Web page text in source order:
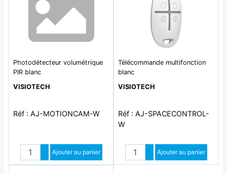
Photodétecteur volumétrique
PIR blanc
VISIOTECH
Réf : AJ-MOTIONCAM-W
Quantité
Augmenter quantité
Diminuer quantité
Ajouter au panier
Télécommande multifonction
blanc
VISIOTECH
Réf : AJ-SPACECONTROL-
W
Quantité
Augmenter quantité
Diminuer quantité
Ajouter au panier